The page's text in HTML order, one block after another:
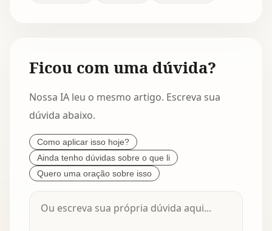
Ficou com uma dúvida?
Nossa IA leu o mesmo artigo. Escreva sua
dúvida abaixo.
Como aplicar isso hoje?
Ainda tenho dúvidas sobre o que li
Quero uma oração sobre isso